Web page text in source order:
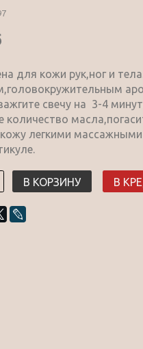
для кожи рук,ног и
свечу на 3-4
легкими
В КОРЗИНУ В